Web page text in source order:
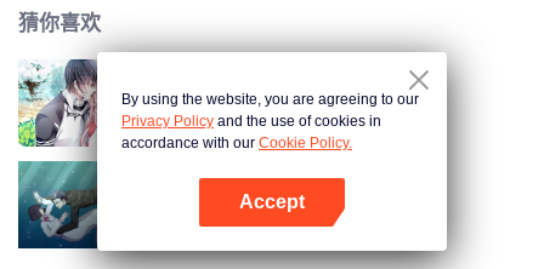
猜你喜欢
国民老公带回家 第1季
国民老公带回家 第3季
By using the website, you are agreeing to our
Privacy Policy and the use of cookies in
accordance with our Cookie Policy.
Accept